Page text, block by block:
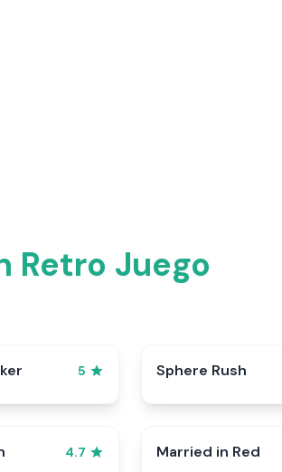
Retro Juego
5 Sphere Rush
4.7 Married in Red